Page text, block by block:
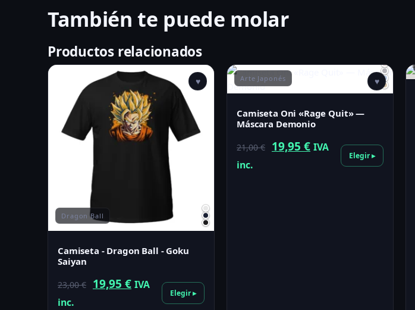
También te puede molar
Productos relacionados
Dragon Ball
Camiseta - Dragon Ball - Goku
Saiyan
23,00€
El
19,95 €El
precio
IVA
inc.
Elegir ▸
♥ Arte Japonés
Camiseta Oni «Rage Quit» —
Máscara Demonio
21,00€
El
19,95 €El
precio
IVA
inc.
Elegir ▸
♥